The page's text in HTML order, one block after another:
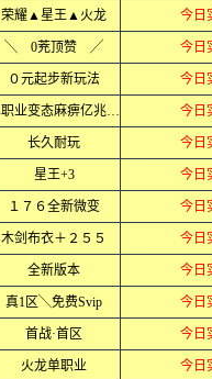
荣耀▲星王▲火龙 今日
╲ 0茺顶赞 ╱ 今日
０元起步新玩法 今日
单职业变态麻痹亿兆爆率 今日
长久耐玩 今日
星王+3 今日
１７６全新微变 今日
木剑布衣＋２５５ 今日
全新版本 今日
真1区╲免费Svip 今日
首战·首区 今日
火龙单职业 今日